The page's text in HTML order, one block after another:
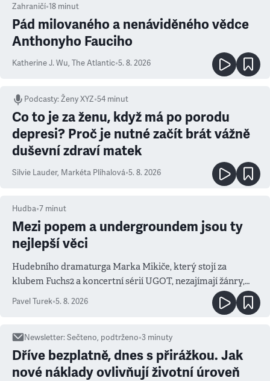
Zahraničí•18 minut
Pád milovaného a nenáviděného vědce
Anthonyho Fauciho
Katherine J. Wu, The Atlantic•5. 8. 2026
Podcasty:Ženy XYZ•54 minut
Co to je za ženu, když má po porodu
depresi? Proč je nutné začít brát vážně
duševní zdraví matek
Silvie Lauder, Markéta Plíhalová•5. 8. 2026
Hudba•7 minut
Mezi popem a undergroundem jsou ty
nejlepší věci
Hudebního dramaturga Marka Mikiče, který stojí za
klubem Fuchs2 a koncertní sérií UGOT, nezajímají žánry,
ale atmosféra
Pavel Turek•5. 8. 2026
Newsletter:Sečteno, podtrženo•3 minuty
Dříve bezplatně, dnes s přirážkou. Jak
nové náklady ovlivňují životní úroveň